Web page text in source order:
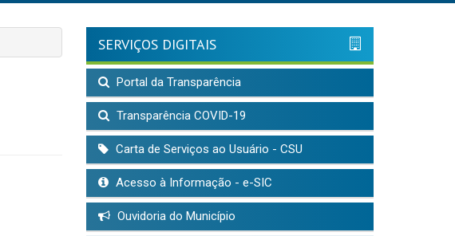
SERVIÇOS DIGITAIS
Portal da Transparência
Transparência COVID-19
Carta de Serviços ao Usuário - CSU
Acesso à Informação - e-SIC
Ouvidoria do Município